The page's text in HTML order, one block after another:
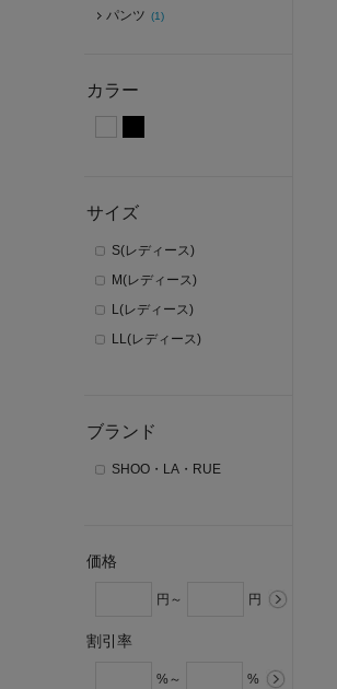
パンツ (1)
カラー
サイズ
S(レディース)
M(レディース)
L(レディース)
LL(レディース)
ブランド
SHOO・LA・RUE
価格
円～ 円
割引率
%～ %